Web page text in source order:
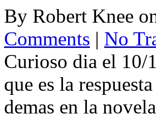
By Robert Knee
Comments | No
Curioso dia el 10/
que es la
demas en la novela